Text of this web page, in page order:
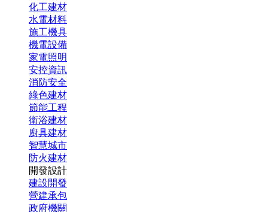
化工建材
水電材料
施工機具
機電設備
家電照明
安控資訊
消防安全
綠色建材
節能工程
衛浴建材
廚具建材
智慧城市
防火建材
開發設計
建設開發
營建承包
政府機關